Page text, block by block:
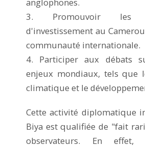
3. Promouvoir les
d'investissement au
communauté internationale.
4. Participer aux débats
enjeux mondiaux, tels que
climatique et le
Cette activité diplomatique
Biya est qualifiée de "fait
observateurs. En effet,